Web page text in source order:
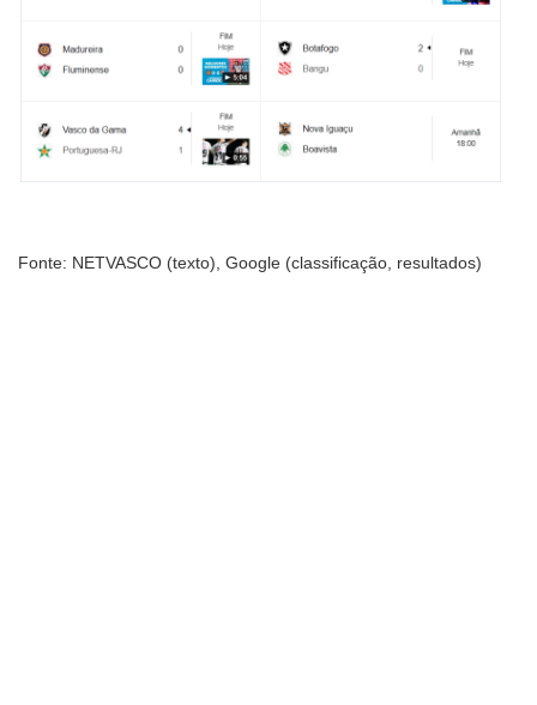
Fonte: NETVASCO (texto), Google (classificação, resultados)